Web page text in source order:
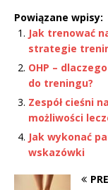
Powiązane wpisy:
Jak trenować
strategie
OHP –
do treningu?
Zespół cieśni
możliwości
Jak wykonać
wskazówki